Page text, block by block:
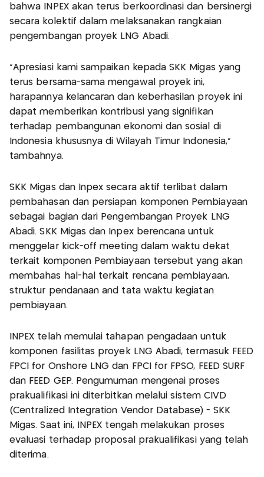
bahwa INPEX akan terus berkoordinasi dan bersinergi
secara kolektif dalam melaksanakan rangkaian
pengembangan proyek LNG Abadi.
"Apresiasi kami sampaikan kepada SKK Migas yang
terus bersama-sama mengawal proyek ini,
harapannya kelancaran dan keberhasilan proyek ini
dapat memberikan kontribusi yang signifikan
terhadap pembangunan ekonomi dan sosial di
Indonesia khususnya di Wilayah Timur Indonesia,"
tambahnya.
SKK Migas dan Inpex secara aktif terlibat dalam
pembahasan dan persiapan komponen Pembiayaan
sebagai bagian dari Pengembangan Proyek LNG
Abadi. SKK Migas dan Inpex berencana untuk
menggelar kick-off meeting dalam waktu dekat
terkait komponen Pembiayaan tersebut yang akan
membahas hal-hal terkait rencana pembiayaan,
struktur pendanaan and tata waktu kegiatan
pembiayaan.
INPEX telah memulai tahapan pengadaan untuk
komponen fasilitas proyek LNG Abadi, termasuk FEED
FPCI for Onshore LNG dan FPCI for FPSO, FEED SURF
dan FEED GEP. Pengumuman mengenai proses
prakualifikasi ini diterbitkan melalui sistem CIVD
(Centralized Integration Vendor Database) - SKK
Migas. Saat ini, INPEX tengah melakukan proses
evaluasi terhadap proposal prakualifikasi yang telah
diterima.